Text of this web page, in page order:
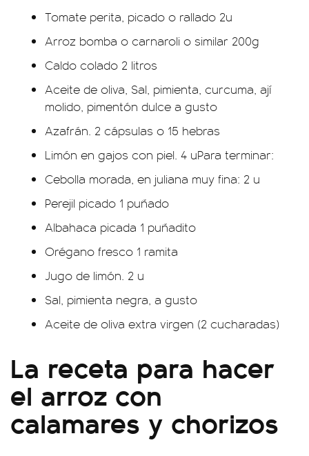
Tomate perita, picado o rallado 2u
Arroz bomba o carnaroli o similar 200g
Caldo colado 2 litros
Aceite de oliva, Sal, pimienta, curcuma, ají
molido, pimentón dulce a gusto
Azafrán. 2 cápsulas o 15 hebras
Limón en gajos con piel. 4 uPara terminar:
Cebolla morada, en juliana muy fina: 2 u
Perejil picado 1 puñado
Albahaca picada 1 puñadito
Orégano fresco 1 ramita
Jugo de limón. 2 u
Sal, pimienta negra, a gusto
Aceite de oliva extra virgen (2 cucharadas)
La receta para hacer
el arroz con
calamares y chorizos